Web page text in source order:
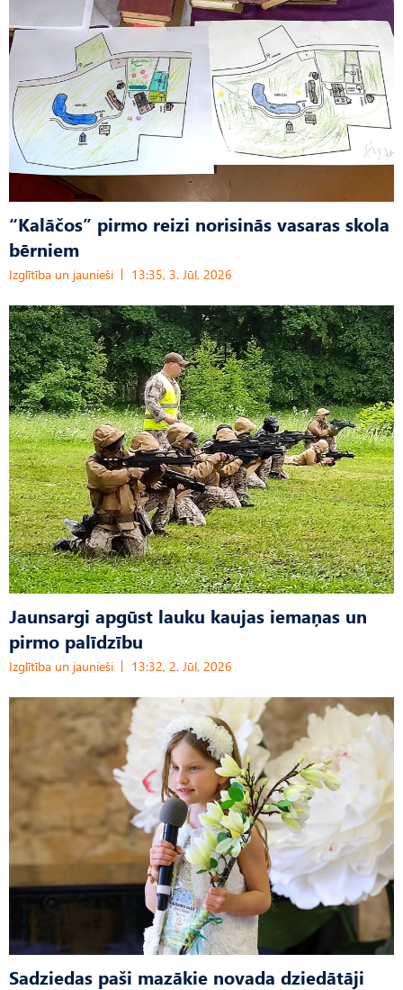
“Kalāčos” pirmo reizi norisinās vasaras skola
bērniem
Izglītība un jaunieši 13:35, 3. Jūl, 2026
Jaunsargi apgūst lauku kaujas iemaņas un
pirmo palīdzību
Izglītība un jaunieši 13:32, 2. Jūl, 2026
Sadziedas paši mazākie novada dziedātāji